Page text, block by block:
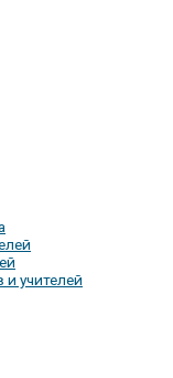
учителей